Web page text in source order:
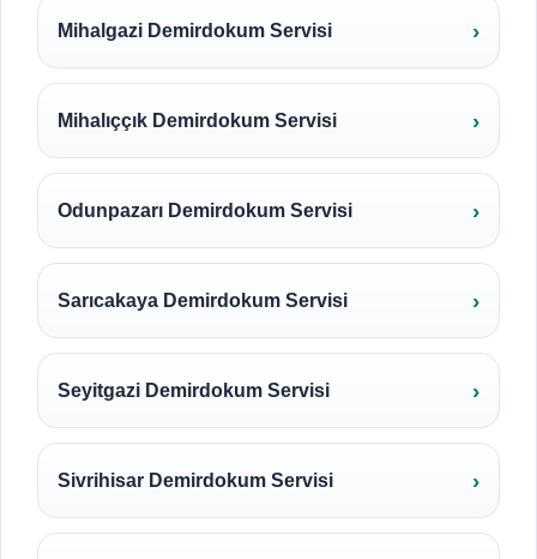
Mihalgazi Demirdokum Servisi
Mihalıççık Demirdokum Servisi
Odunpazarı Demirdokum Servisi
Sarıcakaya Demirdokum Servisi
Seyitgazi Demirdokum Servisi
Sivrihisar Demirdokum Servisi